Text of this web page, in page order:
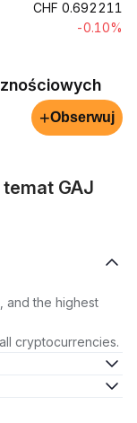
CHF 0.692211
-0.10%
+Obserwuj
GAJ
and the highest
cryptocurrencies.